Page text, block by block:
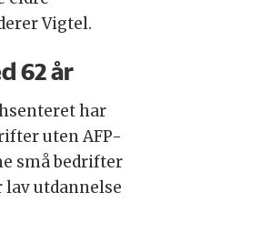
Vigtel.
62 år
har
uten AFP-
små bedrifter
lav utdannelse